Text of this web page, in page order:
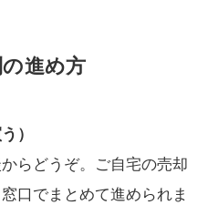
進め方
）
らどうぞ。ご自宅の売却
口でまとめて進められま